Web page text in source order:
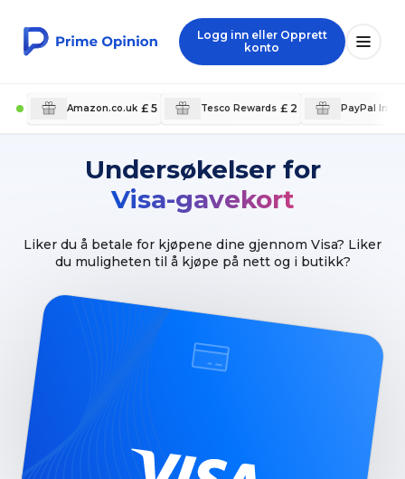
Logg inn eller Opprett
konto
Amazon.co.uk £ 5 Tesco Rewards £ 2 PayPal
Undersøkelser for
Visa-gavekort
Liker du å betale for kjøpene dine gjennom Visa? Liker
du muligheten til å kjøpe på nett og i butikk?